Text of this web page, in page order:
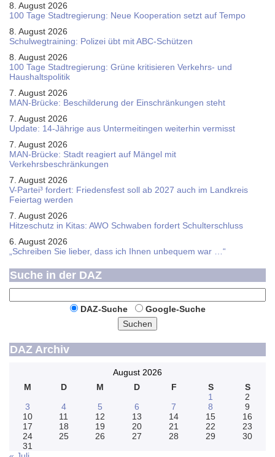
8. August 2026
100 Tage Stadtregierung: Neue Kooperation setzt auf Tempo
8. August 2026
Schul­weg­trai­ning: Poli­zei übt mit ABC-Schüt­zen
8. August 2026
100 Tage Stadtregierung: Grüne kritisieren Verkehrs- und
Haushaltspolitik
7. August 2026
MAN-Brücke: Beschilderung der Einschränkungen steht
7. August 2026
Update: 14-Jährige aus Untermeitingen weiterhin vermisst
7. August 2026
MAN-Brücke: Stadt reagiert auf Mängel mit
Verkehrsbeschränkungen
7. August 2026
V-Partei­³ fordert: Friedens­fest soll ab 2027 auch im Land­kreis
Feier­tag werden
7. August 2026
Hitzeschutz in Kitas: AWO Schwaben fordert Schulterschluss
6. August 2026
„Schreiben Sie lieber, dass ich Ihnen unbequem war …“
Suche in der DAZ
DAZ-Suche
Google-Suche
Suchen
DAZ Archiv
August 2026
M
D M D F S
S
1
2
3
4 5 6 7 8
9
10
11 12 13 14 15
16
17
18 19 20 21 22
23
24
25 26 27 28 29
30
31